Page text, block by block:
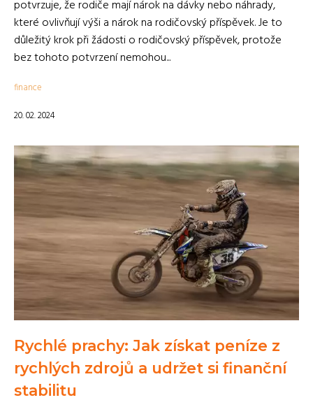
potvrzuje, že rodiče mají nárok na dávky nebo náhrady,
které ovlivňují výši a nárok na rodičovský příspěvek. Je to
důležitý krok při žádosti o rodičovský příspěvek, protože
bez tohoto potvrzení nemohou...
finance
20. 02. 2024
Rychlé prachy: Jak získat peníze z
rychlých zdrojů a udržet si finanční
stabilitu